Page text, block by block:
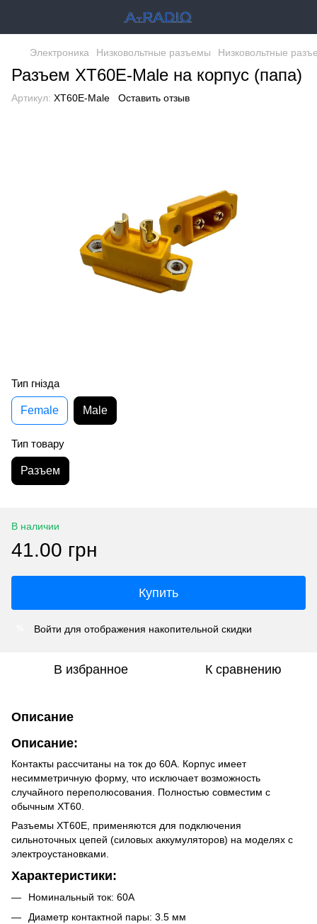
Электроника Низковольтные разъемы Низковольтные
Разъем XT60E-Male на корпус (папа)
Артикул: XT60E-Male Оставить отзыв
Тип гнізда
Female Male
Тип товару
Разъем
В наличии
41.00 грн
Купить
Войти для отображения накопительной скидки
В избранное К сравнению
Описание
Описание:
Контакты рассчитаны на ток до 60А. Корпус имеет
несимметричную форму, что исключает возможность
случайного переполюсования. Полностью совместим с
обычным XT60.
Разъемы XT60E, применяются для подключения
сильноточных цепей (силовых аккумуляторов) на моделях с
электроустановками.
Характеристики:
Номинальный ток: 60А
Диаметр контактной пары: 3.5 мм